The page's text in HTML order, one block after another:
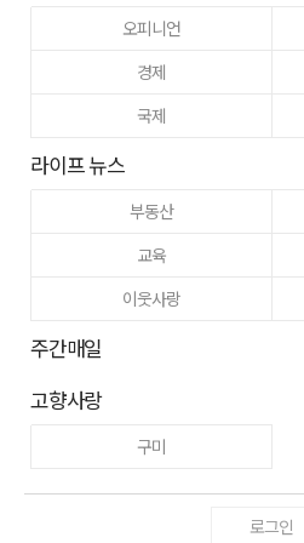
오피니언
경제
국제
라이프 뉴스
부동산
교육
이웃사랑
주간매일
고향사랑
구미
로그인